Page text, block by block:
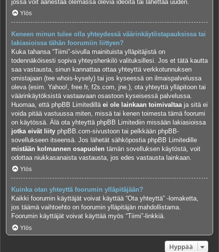
jossa voit äänestää olemassa olevia ideoita tai lähettää uuden.
Ylös
Keneen minun tulee olla yhteydessä väärinkäytöstapauksissa tai
lakiasioissa tähän foorumiin liittyen?
Kuka tahansa “Tiimi”-sivulla mainituista ylläpitäjistä on
todennäköisesti sopiva yhteyshenkilö valituksillesi. Jos et tätä kautta
saa vastausta, sinun kannattaa ottaa yhteyttä verkkotunnuksen
omistajaan (tee whois-kysely) tai jos kyseessä on ilmaispalvelussa
oleva (esim. Yahoo!, free.fr, f2s.com, jne.), ota yhteyttä ylläpitoon tai
väärinkäytöksistä vastaavaan osastoon kyseisessä palvelussa.
Huomaa, että phpBB Limitedillä ei ole lainkaan toimivaltaa ja sitä ei
voida pitää vastuussa miten, missä tai kenen toimesta tämä foorumi
on käytössä. Älä ota yhteyttä phpBB Limitediin missään lakiasioissa
jotka eivät liity phpBB.com-sivustoon tai pelkkään phpBB-
sovellukseen itseensä. Jos lähetät sähköpostia phpBB Limitedille
mistään kolmannen osapuolen tämän sovelluksen käytöstä, voit
odottaa niukkasanaista vastausta, jos edes vastausta lainkaan.
Ylös
Kuinka otan yhteyttä foorumin ylläpitäjään?
Kaikki foorumin käyttäjät voivat käyttää “Ota yhteyttä” -lomaketta,
jos täämä vaihtoehto on foorumin ylläpitäjän mahdollistama.
Foorumin käyttäjät voivat käyttää myös “Tiimi”-linkkiä.
Ylös
Hyppää